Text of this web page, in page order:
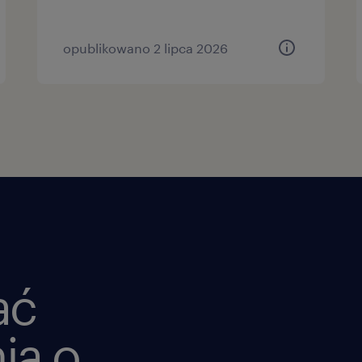
opublikowano 2 lipca 2026